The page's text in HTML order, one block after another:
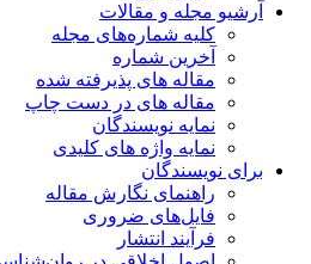
آرشیو مجله و مقالات
کلیه شماره‌های مجله
آخرین شماره
مقاله های پذیرفته شده
مقاله های در دست چاپ
نمایه نویسندگان
نمایه واژه های کلیدی
برای نویسندگان
راهنمای نگارش مقاله
فایل‌های ضروری
فرآیند انتشار